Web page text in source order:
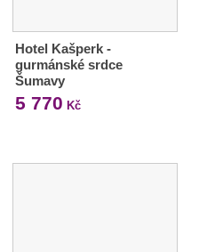
Hotel Kašperk -
gurmánské srdce
Šumavy
5 770 Kč